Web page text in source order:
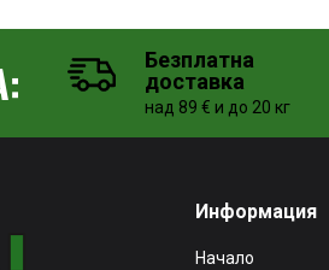
Безплатна
доставка
над 89 € и до 20 кг
Информация
Начало